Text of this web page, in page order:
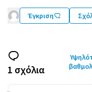
Έγκριση
1 σχόλια